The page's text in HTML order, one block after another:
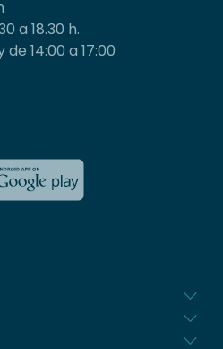
a 18.30 h.
de 14:00 a 17:00